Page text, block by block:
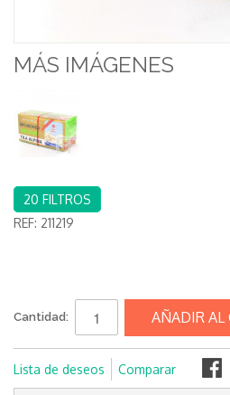
MÁS IMÁGENES
20 FILTROS
REF: 211219
Cantidad: AÑADIR AL
Lista de deseos Comparar